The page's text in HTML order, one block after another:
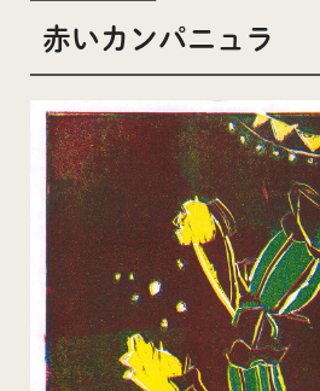
赤いカンパニュラ